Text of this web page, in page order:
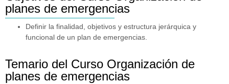
planes de emergencias
Definir la finalidad, objetivos y estructura jerárquica y
funcional de un plan de emergencias.
Temario del Curso Organización de
planes de emergencias